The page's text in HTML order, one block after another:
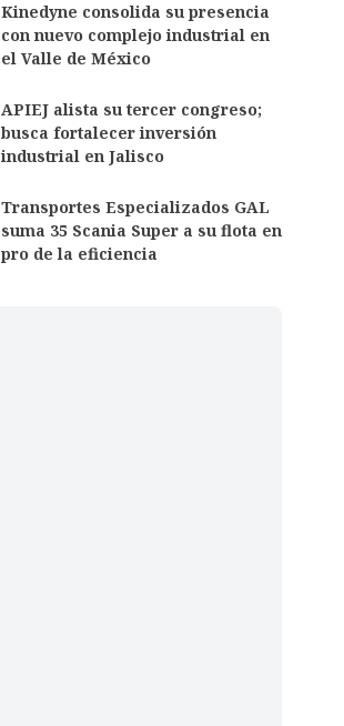
Kinedyne consolida su presencia
con nuevo complejo industrial en
el Valle de México
APIEJ alista su tercer congreso;
busca fortalecer inversión
industrial en Jalisco
Transportes Especializados GAL
suma 35 Scania Super a su flota en
pro de la eficiencia